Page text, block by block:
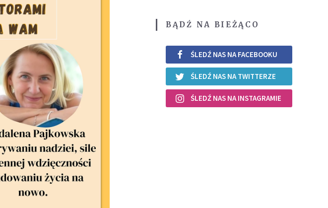
BĄDŹ NA BIEŻĄCO
ŚLEDŹ NAS NA FACEBOOKU
ŚLEDŹ NAS NA TWITTERZE
ŚLEDŹ NAS NA INSTAGRAMIE